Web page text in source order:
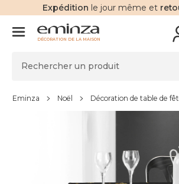
Expédition le jour même et
DÉCORATION DE LA MAISON
Eminza Noël Décoration de table de